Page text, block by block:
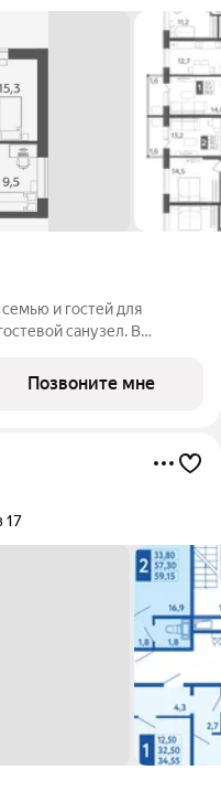
и гостей для
санузел. В
вещей. Практичная
Позвоните мне
17